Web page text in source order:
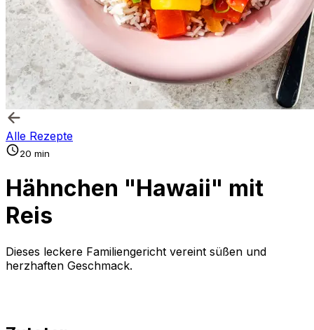
Alle Rezepte
20 min
Hähnchen "Hawaii" mit
Reis
Dieses leckere Familiengericht vereint süßen und
herzhaften Geschmack.